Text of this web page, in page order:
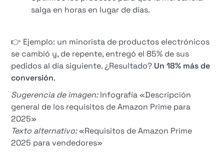
salga en horas en lugar de días.
👉 Ejemplo: un minorista de productos electrónicos
se cambió y, de repente, entregó el 85% de sus
pedidos al día siguiente. ¿Resultado? Un 18% más de
conversión.
Sugerencia de imagen:Infografía «Descripción
general de los requisitos de Amazon Prime para
2025»
Texto alternativo:«Requisitos de Amazon Prime
2025 para vendedores»